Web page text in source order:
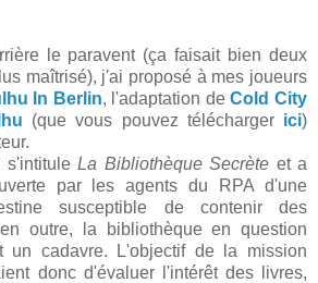
le paravent (ça faisait bien deux
maîtrisé), j'ai proposé à mes joueurs
In Berlin, l'adaptation deCold City
(que vous pouvez télécharger ici)
s'intitule La Bibliothèque Secrète et a
par les agents du RPA d'une
susceptible de contenir des
outre, la bibliothèque en question
un cadavre. L'objectif de la mission
donc d'évaluer l'intérêt des livres,